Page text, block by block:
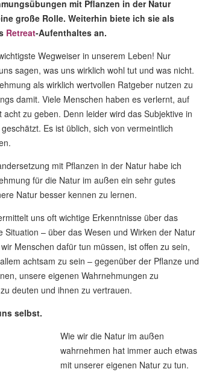
mit Pflanzen in der Natur
große Rolle. Weiterhin biete ich sie als
Retreat-Aufenthaltes an.
Wegweiser in unserem Leben! Nur
sagen, was uns wirklich wohl tut und was nicht.
als wirklich wertvollen Ratgeber nutzen zu
damit. Viele Menschen haben es verlernt, auf
zu geben. Denn leider wird das Subjektive in
Es ist üblich, sich von vermeintlich
mit Pflanzen in der Natur habe ich
für die Natur im außen ein sehr gutes
Natur besser kennen zu lernen.
uns oft wichtige Erkenntnisse über das
– über das Wesen und Wirken der Natur
Menschen dafür tun müssen, ist offen zu sein,
achtsam zu sein – gegenüber der Pflanze und
unsere eigenen Wahrnehmungen zu
deuten und ihnen zu vertrauen.
selbst.
Wie wir die Natur im außen
wahrnehmen hat immer auch etwas
mit unserer eigenen Natur zu tun.